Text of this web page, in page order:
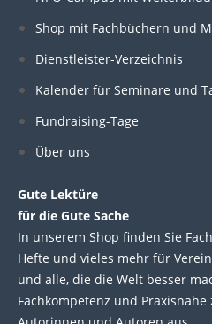
e
d
i
n
b
o
o
t
e
Shop mit Fachbüchern und
Dienstleister-Verzeichnis
Kalender für Seminare und
Fundraising-Tage
Über uns
Gute Lektüre
für die Gute Sache
In unserem Shop finden Sie
Hefte und vieles mehr für
und alle, die die Welt besser
Fachkompetenz und